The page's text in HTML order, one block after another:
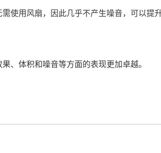
使用风扇，因此几乎不产生噪音，可以提
、体积和噪音等方面的表现更加卓越。